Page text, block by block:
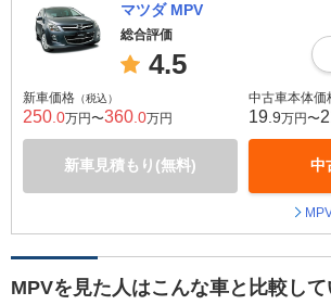
マツダ MPV
総合評価
4.5
新車価格 （税込）
250 .0万円〜360 .0万円
新車見積もり(無料)
中古車本体価
19 .9万円〜
中
MPVを見た人はこんな車と比較し